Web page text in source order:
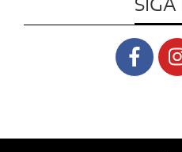
SIGA